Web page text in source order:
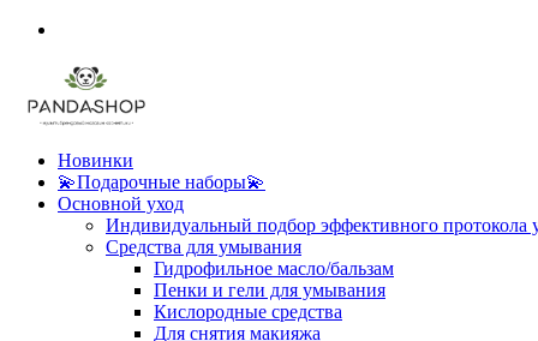
Новинки
💫Подарочные наборы💫
Основной уход
Индивидуальный подбор эффективного протокола
Средства для умывания
Гидрофильное масло/бальзам
Пенки и гели для умывания
Кислородные средства
Для снятия макияжа